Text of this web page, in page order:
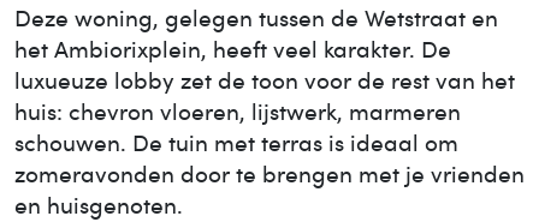
Deze woning, gelegen tussen de Wetstraat en
het Ambiorixplein, heeft veel karakter. De
luxueuze lobby zet de toon voor de rest van het
huis: chevron vloeren, lijstwerk, marmeren
schouwen. De tuin met terras is ideaal om
zomeravonden door te brengen met je vrienden
en huisgenoten.